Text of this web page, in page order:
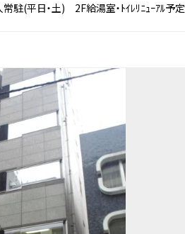
駐(平日・土) 2F給湯室・ﾄｲﾚﾘﾆｭｰｱﾙ予定